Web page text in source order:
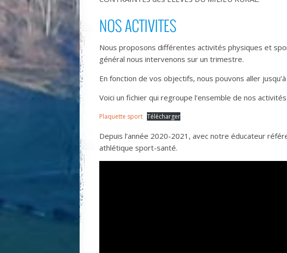
NOS ACTIVITES
Nous proposons différentes activités physiques et
général nous intervenons sur un trimestre.
En fonction de vos objectifs, nous pouvons aller
Voici un fichier qui regroupe l’ensemble de nos activités
Plaquette sport Télécharger
Depuis l’année 2020-2021, avec notre éducateur
athlétique sport-santé.